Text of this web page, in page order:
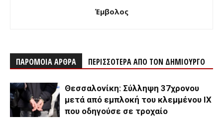
Έμβολος
ΠΑΡΟΜΟΙΑ ΑΡΘΡΑ ΠΕΡΙΣΣΟΤΕΡΑ ΑΠΟ ΤΟΝ ΔΗΜΙΟΥΡΓΟ
Θεσσαλονίκη: Σύλληψη 37χρονου
μετά από εμπλοκή του κλεμμένου ΙΧ
που οδηγούσε σε τροχαίο